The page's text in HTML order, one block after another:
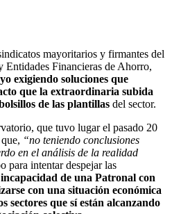
mayoritarios y firmantes del
Financieras de Ahorro,
exigiendo soluciones que
que la extraordinaria subida
de las plantillas del sector.
que tuvo lugar el pasado 20
“no teniendo conclusiones
en el análisis de la realidad
para intentar despejar las
de una Patronal con
con una situación económica
sectores que sí están alcanzando